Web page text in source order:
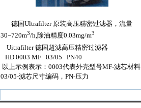
德国Ultrafilter原装高压精密过滤器，流量
30~720m3/h,除油精度0.03mg/m3
Uitrafilter 德国超滤高压精密过滤器
HD 0003 MF 03/05 PN40
以上示例表示：0003代表外壳型号MF-滤芯材料
03/05-滤芯尺寸编码，PN-压力